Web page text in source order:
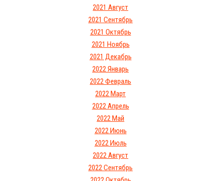
2021 Август
2021 Сентябрь
2021 Октябрь
2021 Ноябрь
2021 Декабрь
2022 Январь
2022 Февраль
2022 Март
2022 Апрель
2022 Май
2022 Июнь
2022 Июль
2022 Август
2022 Сентябрь